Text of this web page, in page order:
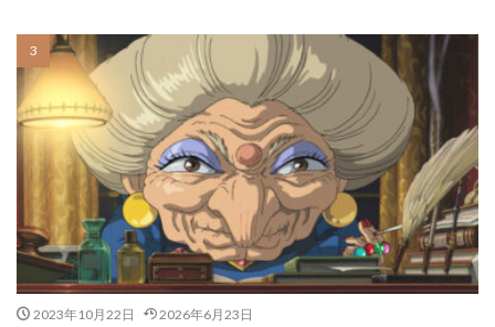
2023年10月22日 2026年6月23日